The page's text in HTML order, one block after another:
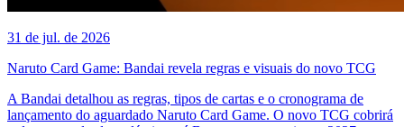
31 de jul. de 2026
Naruto Card Game: Bandai revela regras e visuais do novo TCG
A Bandai detalhou as regras, tipos de cartas e o cronograma de
lançamento do aguardado Naruto Card Game. O novo TCG cobrirá